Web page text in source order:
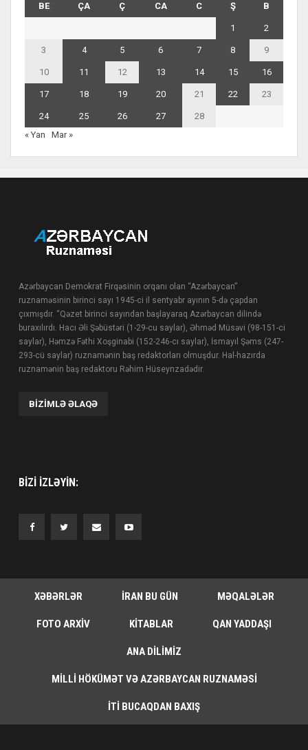
BE ÇA Ç CA C Ş B
1 2
3 4 5 6 7 8 9
10 11 12 13 14 15 16
17 18 19 20 21 22 23
24 25 26 27
28
« Yan
Mar »
Azərbaycan Demokrat Firqəsinin orqanı olan “Azərbaycan”
ruznaməsinin birinci sayı 1945-ci il sentyabr ayının 5-də çapdan
çıxmışdır. “Qəzet birinci sayından başlayaraq Azərbaycan dilində
buraxılırdı. Hacı Əli Şəbüstəri (1-29-cu saylar), Əhməd Müsəvi (98-151-ci
saylar), Həmzə Fəthi Xoşginabi (152-246-cı saylar), İsmayıl Şəms (247-
293-cü saylar) ruznamənin baş redaktorları olmuşdur. Hal-hazırda
ruznamənin baş redaktoru Rəhim Hüseynzadədir.
BIZIMLƏ ƏLAQƏ
BIZI IZLƏYIN:
XƏBƏRLƏR İRAN BU GÜN MƏQALƏLƏR
FOTO ARXIV KITABLAR QAN YADDAŞI
ANA DILIMIZ
MILLI HÖKÜMƏT VƏ AZƏRBAYCAN RUZNAMƏSI
İTI BUCAQDAN BAXIŞ